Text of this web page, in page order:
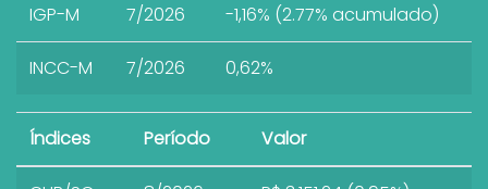
IGP-M 7/2026 -1,16% (2.77% acumulado)
INCC-M 7/2026 0,62%
Índices Período Valor